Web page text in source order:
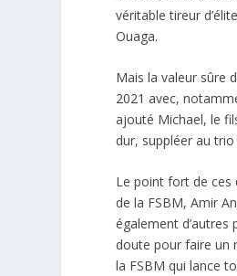
véritable tireur
Ouaga.
Mais la valeur sûre
2021 avec,
ajouté Michael, le
dur, suppléer au
Le point fort de ces
de la FSBM, Amir
également d’autres
doute pour faire un
la FSBM qui lance